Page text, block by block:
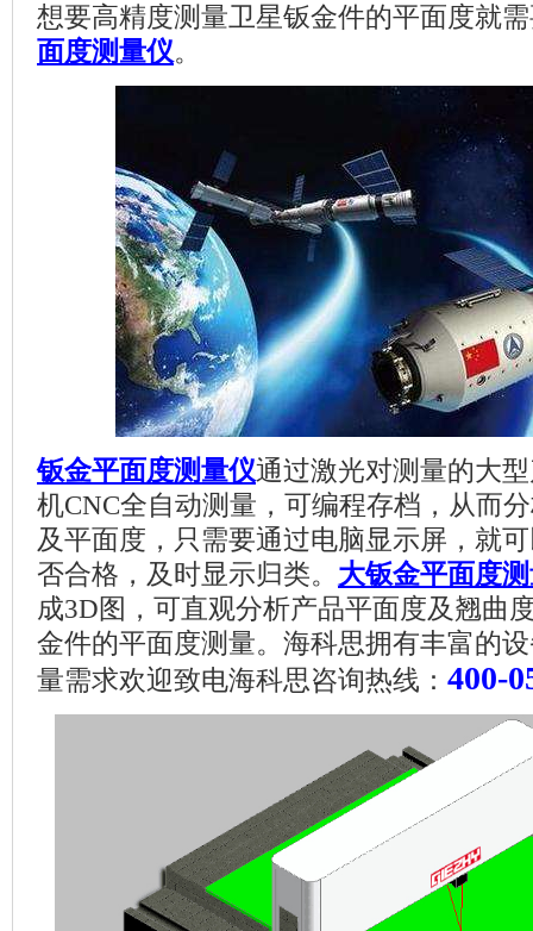
想要高精度测量卫星钣金件的平面度就
面度测量仪。
钣金平面度测量仪通过激光对测量的大
机CNC全自动测量，可编程存档，从而
及平面度，只需要通过电脑显示屏，就
否合格，及时显示归类。 大钣金平面度
成3D图，可直观分析产品平面度及翘曲
金件的平面度测量。海科思拥有丰富的
量需求欢迎致电海科思咨询热线： 400-